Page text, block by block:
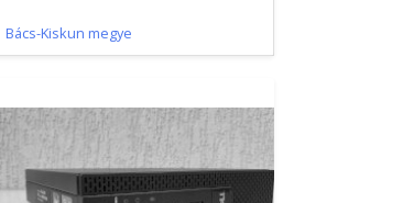
Bács-Kiskun megye